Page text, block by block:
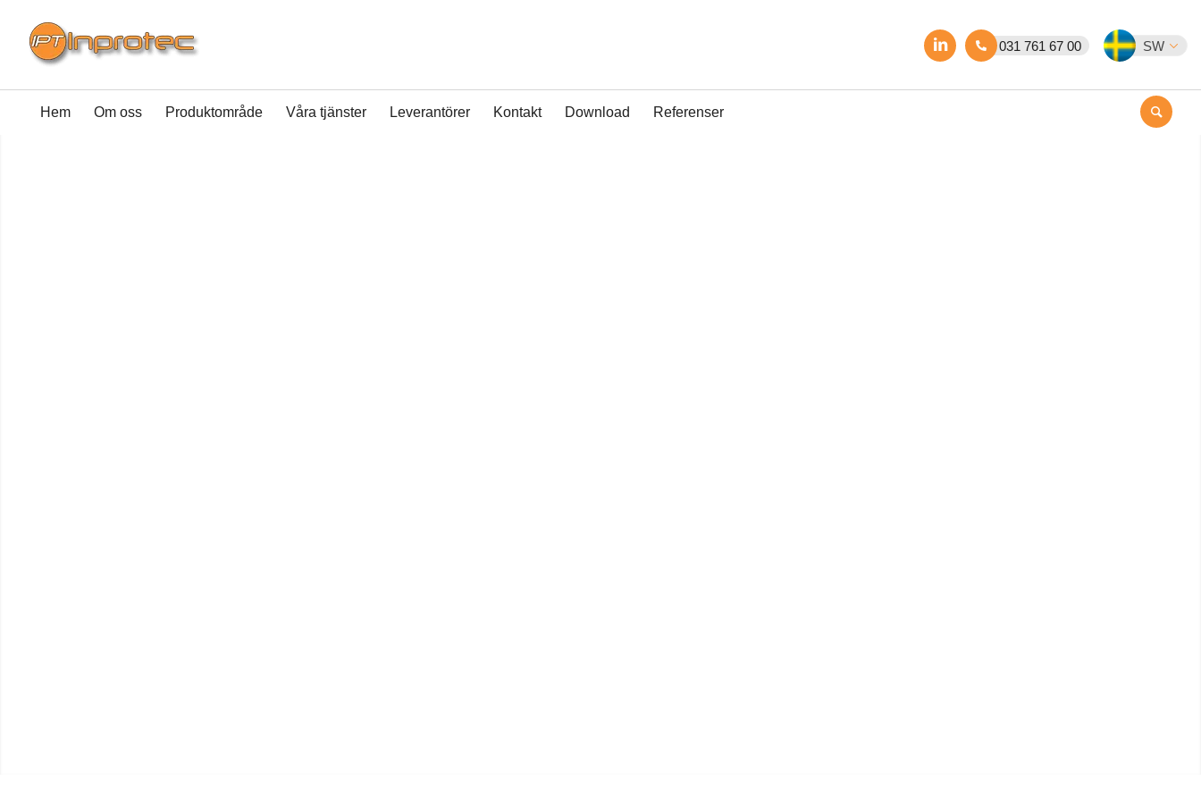
SW
031 761 67 00
Hem Om oss Produktområde Våra tjänster Leverantörer Kontakt Download Referenser